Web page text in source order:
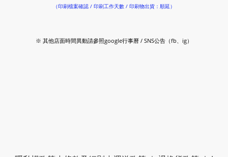
（印刷檔案確認 / 印刷工作天數 / 印刷物出貨：順延）
※ 其他店面時間異動請參照google行事曆 / SNS公告（fb、ig）